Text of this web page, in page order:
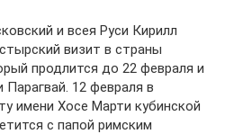
и всея Руси Кирилл
визит в страны
продлится до 22 февраля и
12 февраля в
имени Хосе Марти кубинской
с папой римским